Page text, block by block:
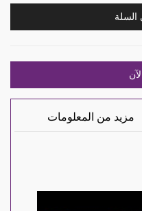
السلة
مزيد من المعلومات